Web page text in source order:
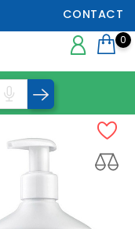
CONTACT
0